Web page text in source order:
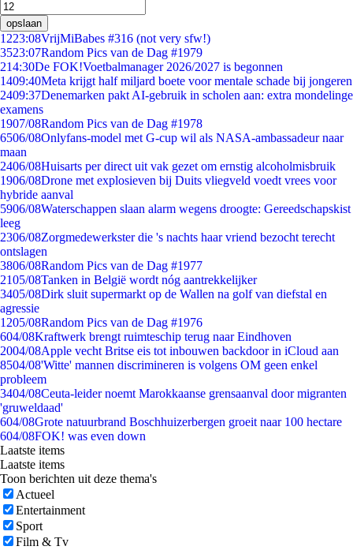
opslaan
1223:08VrijMiBabes #316 (not very sfw!)
3523:07Random Pics van de Dag #1979
214:30De FOK!Voetbalmanager 2026/2027 is begonnen
1409:40Meta krijgt half miljard boete voor mentale schade bij jongeren
2409:37Denemarken pakt AI-gebruik in scholen aan: extra mondelinge
examens
1907/08Random Pics van de Dag #1978
6506/08Onlyfans-model met G-cup wil als NASA-ambassadeur naar
maan
2406/08Huisarts per direct uit vak gezet om ernstig alcoholmisbruik
1906/08Drone met explosieven bij Duits vliegveld voedt vrees voor
hybride aanval
5906/08Waterschappen slaan alarm wegens droogte: Gereedschapskist
leeg
2306/08Zorgmedewerkster die 's nachts haar vriend bezocht terecht
ontslagen
3806/08Random Pics van de Dag #1977
2105/08Tanken in België wordt nóg aantrekkelijker
3405/08Dirk sluit supermarkt op de Wallen na golf van diefstal en
agressie
1205/08Random Pics van de Dag #1976
604/08Kraftwerk brengt ruimteschip terug naar Eindhoven
2004/08Apple vecht Britse eis tot inbouwen backdoor in iCloud aan
8504/08'Witte' mannen discrimineren is volgens OM geen enkel
probleem
3404/08Ceuta-leider noemt Marokkaanse grensaanval door migranten
'gruweldaad'
604/08Grote natuurbrand Boschhuizerbergen groeit naar 100 hectare
604/08FOK! was even down
Laatste items
Laatste items
Toon berichten uit deze thema's
Actueel
Entertainment
Sport
Film & Tv